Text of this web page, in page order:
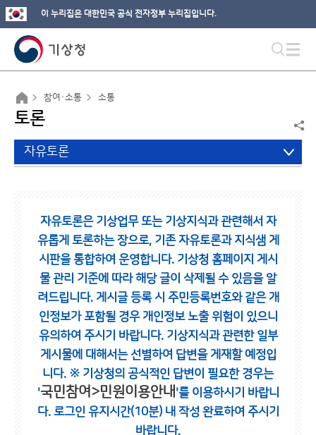
이 누리집은 대한민국 공식 전자정부 누리집입니다.
참여·소통 소통
토론
자유토론
자유토론은 기상업무 또는 기상지식과 관련해서 자
유롭게 토론하는 장으로, 기존 자유토론과 지식샘 게
시판을 통합하여 운영합니다. 기상청 홈페이지 게시
물 관리 기준에 따라 해당 글이 삭제될 수 있음을 알
려드립니다. 게시글 등록 시 주민등록번호와 같은 개
인정보가 포함될 경우 개인정보 노출 위험이 있으니
유의하여 주시기 바랍니다. 기상지식과 관련한 일부
게시물에 대해서는 선별하여 답변을 게재할 예정입
니다. ※ 기상청의 공식적인 답변이 필요한 경우는
'국민참여>민원이용안내 '를 이용하시기 바랍니
다. 로그인 유지시간(10분) 내 작성 완료하여 주시기
바랍니다.